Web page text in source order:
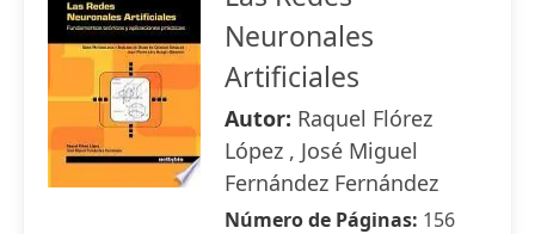
Neuronales
Artificiales
Autor: Raquel Flórez
López , José Miguel
Fernández Fernández
Número de Páginas: 156